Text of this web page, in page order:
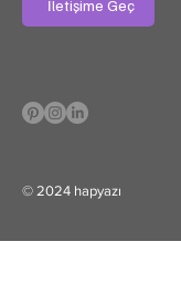
© 2024 hapyazı
İletişime Geç